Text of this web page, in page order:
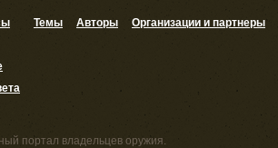
Темы Авторы Организации и партнеры
портал владельцев оружия.